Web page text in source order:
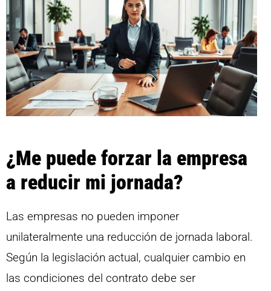
¿Me puede forzar la empresa
a reducir mi jornada?
Las empresas no pueden imponer
unilateralmente una reducción de jornada laboral.
Según la legislación actual, cualquier cambio en
las condiciones del contrato debe ser